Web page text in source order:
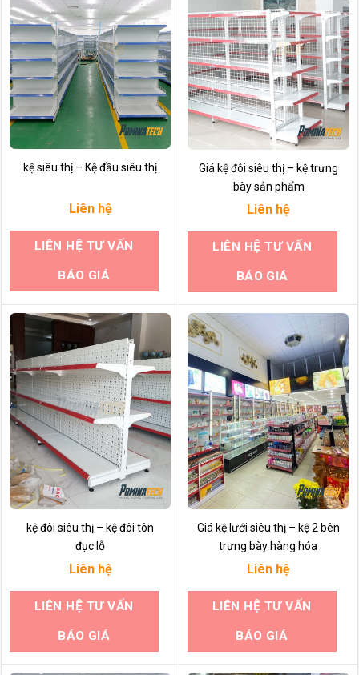
kệ siêu thị – Kệ đầu siêu thị
Liên hệ
LIÊN HỆ TƯ VẤN
BÁO GIÁ
Giá kệ đôi siêu thị – kệ trưng
bày sản phẩm
Liên hệ
LIÊN HỆ TƯ VẤN
BÁO GIÁ
kệ đôi siêu thị – kệ đôi tôn
đục lỗ
Liên hệ
LIÊN HỆ TƯ VẤN
BÁO GIÁ
Giá kệ lưới siêu thị – kệ 2 bên
trưng bày hàng hóa
Liên hệ
LIÊN HỆ TƯ VẤN
BÁO GIÁ